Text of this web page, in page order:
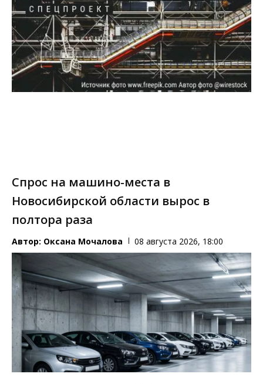
Спрос на машино-места в
Новосибирской области вырос в
полтора раза
Автор: Оксана Мочалова 08 августа 2026, 18:00